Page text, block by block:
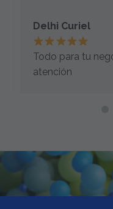
Delhi Curiel
Todo para tu
atención